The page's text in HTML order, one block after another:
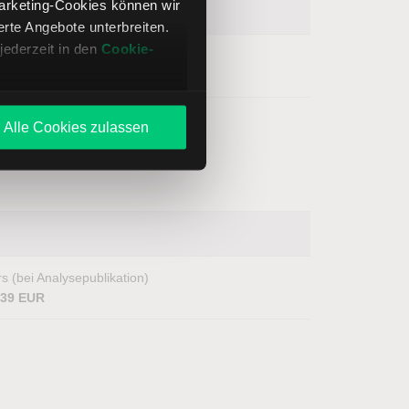
Cookies können wir
Angebote unterbreiten.
in den Cookie-
Alle Cookies zulassen
(bei Analysepublikation)
(bei Analysepublikation)
EUR